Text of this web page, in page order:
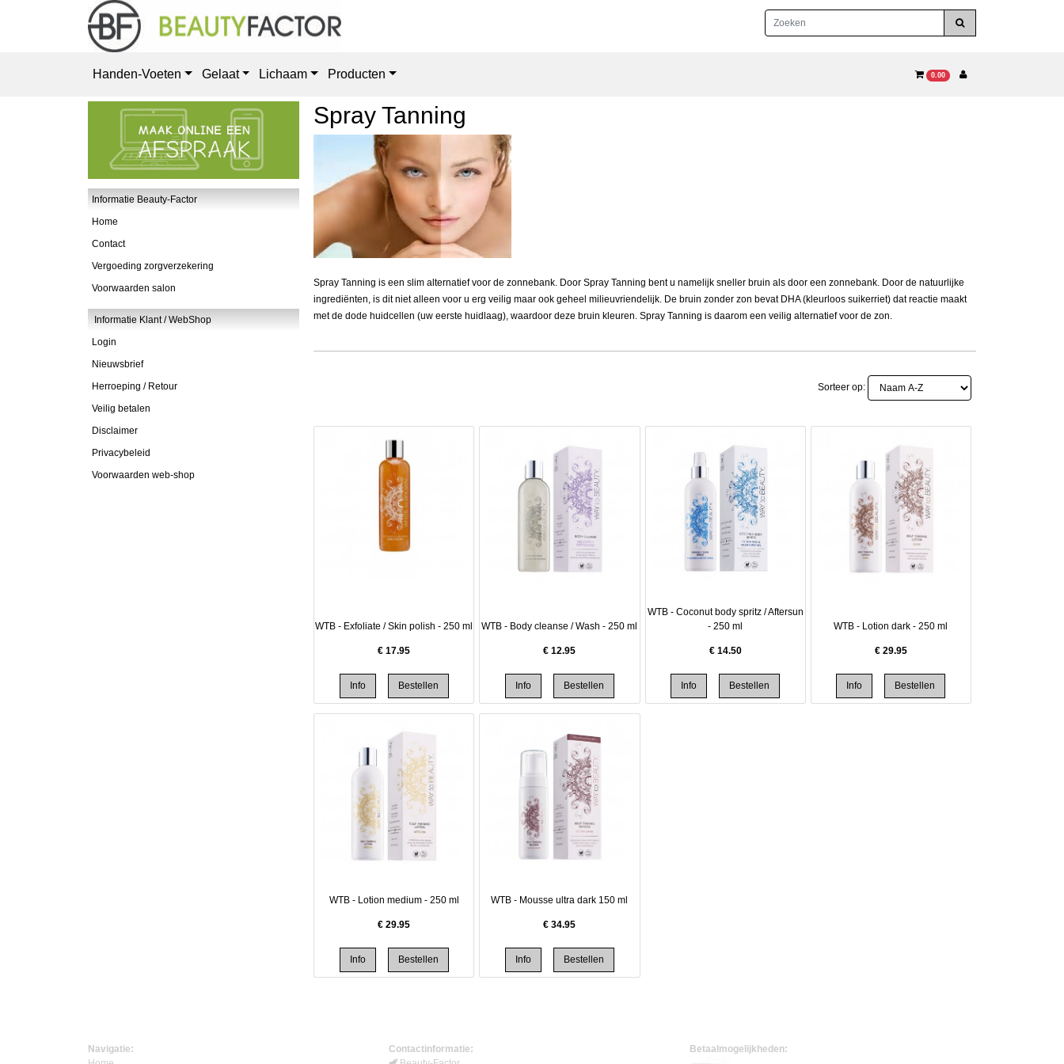
Handen-Voeten Gelaat Lichaam Producten 0.00
Informatie Beauty-Factor
Home
Contact
Vergoeding zorgverzekering
Voorwaarden salon
Informatie Klant / WebShop
Login
Nieuwsbrief
Herroeping / Retour
Veilig betalen
Disclaimer
Privacybeleid
Voorwaarden web-shop
Spray Tanning
Spray Tanning is een slim alternatief voor de zonnebank. Door Spray Tanning bent u namelijk sneller bruin als door een zonnebank. Door de natuurlijke
ingrediënten, is dit niet alleen voor u erg veilig maar ook geheel milieuvriendelijk. De bruin zonder zon bevat DHA (kleurloos suikerriet) dat reactie maakt
met de dode huidcellen (uw eerste huidlaag), waardoor deze bruin kleuren. Spray Tanning is daarom een veilig alternatief voor de zon.
Sorteer op:
WTB - Exfoliate / Skin polish - 250 ml
€17.95
WTB - Body cleanse / Wash - 250 ml
€12.95
WTB - Coconut body spritz / Aftersun
- 250 ml
€ 14.50
WTB - Lotion dark - 250 ml
€ 29.95
WTB - Lotion medium - 250 ml
€29.95
WTB - Mousse ultra dark 150 ml
€34.95
Navigatie:
Contactinformatie:
Betaalmogelijkheden: